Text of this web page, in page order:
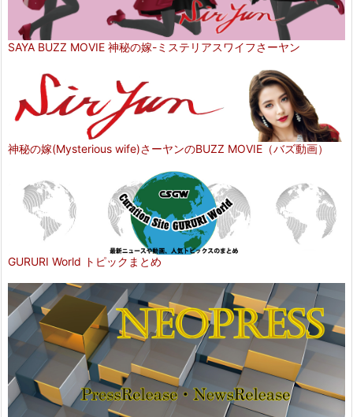
SAYA BUZZ MOVIE 神秘の嫁-ミステリアスワイフさーヤン
神秘の嫁(Mysterious wife)さーヤンのBUZZ MOVIE（バズ動画）
GURURI World トピックまとめ